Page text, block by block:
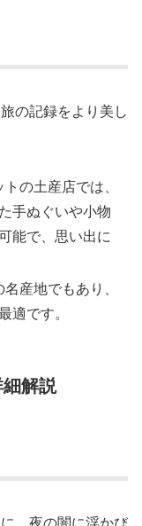
の記録をより美し
の土産店では、
手ぬぐいや小物
能で、思い出に
産地でもあり、
適です。
解説
、夜の闇に浮かび